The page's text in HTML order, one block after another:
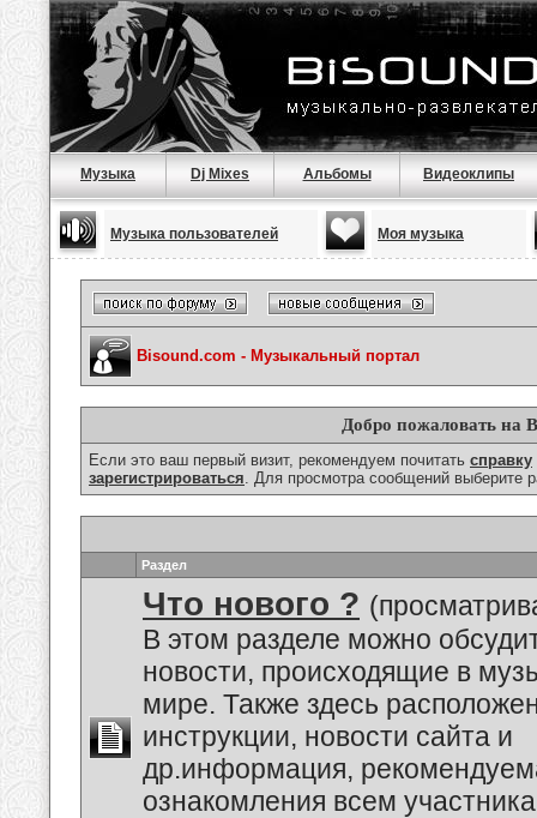
Музыка Dj Mixes Альбомы Видеоклипы
Музыка пользователей Моя музыка
Bisound.com - Музыкальный портал
Добро пожаловать на
Если это ваш первый визит, рекомендуем почитать справку
зарегистрироваться. Для просмотра сообщений выберите
Раздел
Что нового ?
В этом разделе можно
новости, происходящие в
мире. Также здесь
инструкции, новости сайта и
др.информация,
ознакомления всем